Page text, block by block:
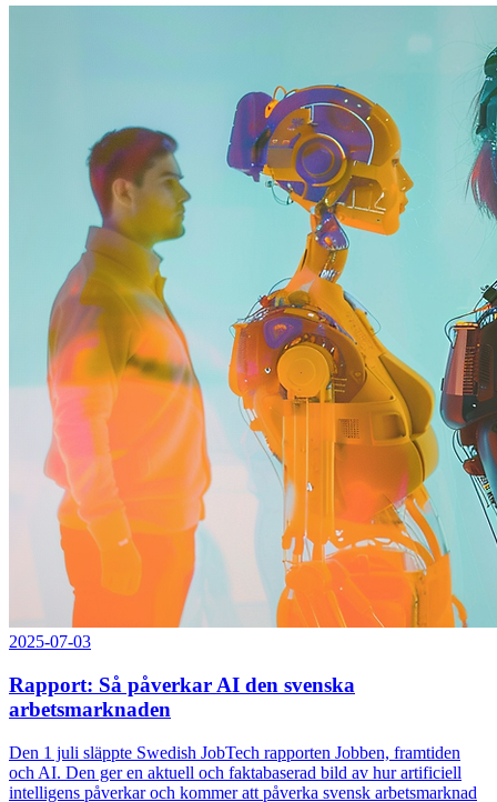
2025-07-03
Rapport: Så påverkar AI den svenska
arbetsmarknaden
Den 1 juli släppte Swedish JobTech rapporten Jobben, framtiden
och AI. Den ger en aktuell och faktabaserad bild av hur artificiell
intelligens påverkar och kommer att påverka svensk arbetsmarknad